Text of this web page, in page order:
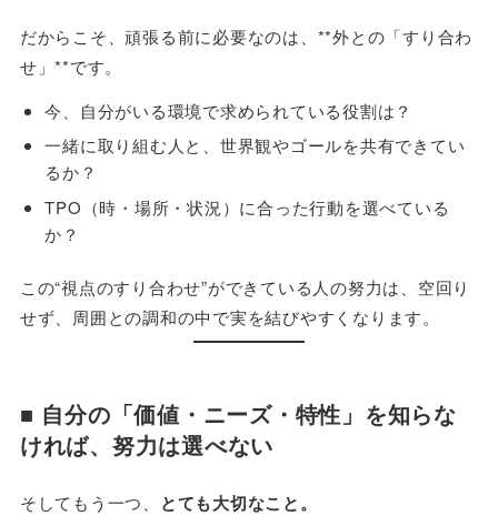
だからこそ、頑張る前に必要なのは、**外との「すり合わ
せ」**です。
今、自分がいる環境で求められている役割は？
一緒に取り組む人と、世界観やゴールを共有できてい
るか？
TPO（時・場所・状況）に合った行動を選べている
か？
この“視点のすり合わせ”ができている人の努力は、空回り
せず、周囲との調和の中で実を結びやすくなります。
■ 自分の「価値・ニーズ・特性」を知らな
ければ、努力は選べない
そしてもう一つ、 とても大切なこと。